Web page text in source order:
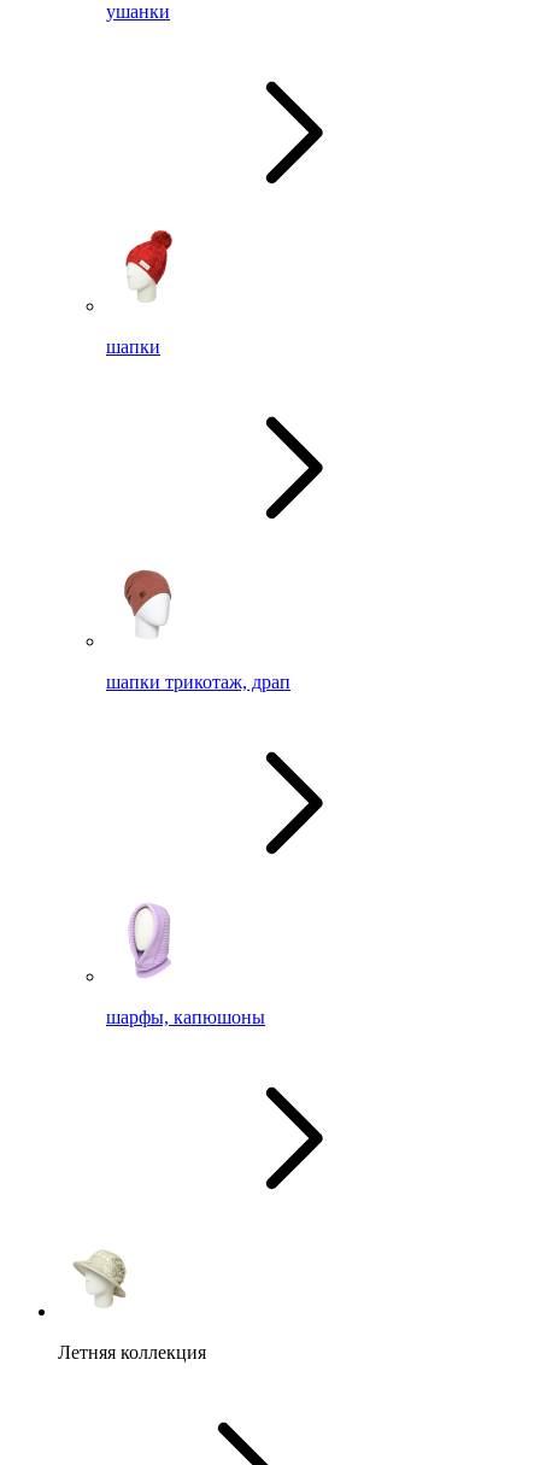
ушанки
шапки
шапки трикотаж, драп
шарфы, капюшоны
Летняя коллекция